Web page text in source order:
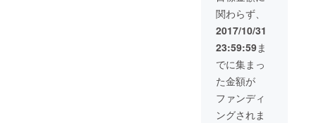
る権利
付き(2
人1組ペ
ア券)。
特別席
(前列席)
をご用
意して
おりま
す。 ☆
イベン
関わらず、
2017/10/31
23:59:59ま
でに集まっ
た金額が
ファンディ
ングされま